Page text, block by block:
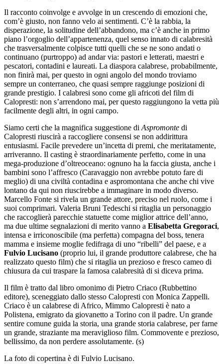
Il racconto coinvolge e avvolge in un crescendo di emozioni che,
com’è giusto, non fanno velo ai sentimenti. C’è la rabbia, la
disperazione, la solitudine dell’abbandono, ma c’è anche in primo
piano l’orgoglio dell’appartenenza, quel senso innato di calabresità
che trasversalmente colpisce tutti quelli che se ne sono andati o
continuano (purtroppo) ad andar via: pastori e letterati, maestri e
pescatori, contadini e laureati. La diaspora calabrese, probabilmente,
non finirà mai, per questo in ogni angolo del mondo troviamo
sempre un conterraneo, che quasi sempre raggiunge posizioni di
grande prestigio. I calabresi sono come gli africoti del film di
Calopresti: non s’arrendono mai, per questo raggiungono la vetta più
facilmente degli altri, in ogni campo.
Siamo certi che la magnifica suggestione di Aspromonte di
Calopresti riuscirà a raccogliere consensi se non addirittura
entusiasmi. Facile prevedere un’incetta di premi, che meritatamente,
arriveranno. Il casting è straordinariamente perfetto, come in una
mega-produzione d’oltreoceano: ognuno ha la faccia giusta, anche i
bambini sono l’affresco (Caravaggio non avrebbe potuto fare di
meglio) di una civiltà contadina e aspromontana che anche chi vive
lontano da qui non riuscirebbe a immaginare in modo diverso.
Marcello Fonte si rivela un grande attore, preciso nel ruolo, come i
suoi comprimari. Valeria Bruni Tedeschi si ritaglia un personaggio
che raccoglierà parecchie statuette come miglior attrice dell’anno,
ma due ultime segnalazioni di merito vanno a Elisabetta Gregoraci,
intensa e irriconoscibile (ma perfetta) compagna del boss, tenera
mamma e insieme moglie fedifraga di uno “ribelli” del paese, e a
Fulvio Lucisano (proprio lui, il grande produttore calabrese, che ha
realizzato questo film) che si ritaglia un prezioso e fresco cameo di
chiusura da cui traspare la famosa calabresità di si diceva prima.
Il film è tratto dal libro omonimo di Pietro Criaco (Rubbettino
editore), sceneggiato dallo stesso Calopresti con Monica Zappelli.
Criaco è un calabrese di Africo, Mimmo Calopresti è nato a
Polistena, emigrato da giovanetto a Torino con il padre. Un grande
sentire comune guida la storia, una grande storia calabrese, per farne
un grande, straziante ma meraviglioso film. Commovente e prezioso,
bellissimo, da non perdere assolutamente. (s)
La foto di copertina è di Fulvio Lucisano.